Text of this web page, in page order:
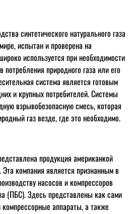
синтетического натурального газа
испытан и проверена на
используется при необходимости
потребления природного газа или его
система является готовым
и крупных потребителей. Системы
взрывобезопасную смесь, которая
газ везде, где это необходимо.
продукция американкой
Эта компания является признанным в
насосов и компрессоров
(ПБС). Здесь представлены как сами
аппараты, а также